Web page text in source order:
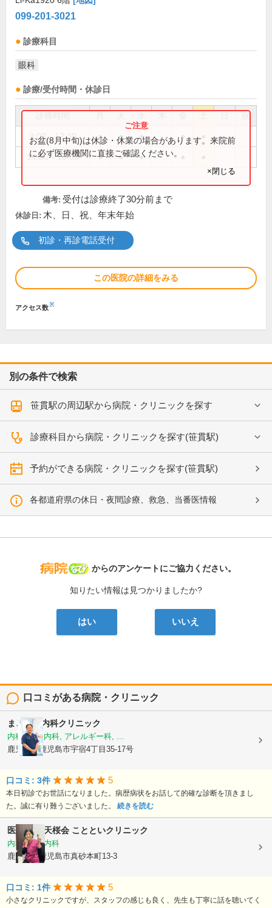
099-201-3021
診療科目
眼科
診療/受付時間・休診日
祝
9:00～12:30 ● ● ● ●
14:00～18:00 ● ● ●
お盆(8月中旬)は休診・休業の場合があります。来院前
に必ず医療機関に直接ご確認ください。
×閉じる
備考: 受付は診療終了30分前まで
休診日: 木、日、祝、年末年始
初診・再診電話受付
この医院の詳細をみる
アクセス数※
別の条件で検索
笹貫駅の周辺駅から病院・クリニックを探す
診療科目から病院・クリニックを探す(笹貫駅)
予約ができる病院・クリニックを探す(笹貫駅)
各都道府県の休日・夜間診療、救急、当番医情報
病院なび
からのアンケートにご協力ください。
知りたい情報は見つかりましたか?
はい いいえ
口コミがある病院・クリニック
まごころ内科クリニック
内科, 神経内科, アレルギー科, ...
鹿児島県鹿児島市宇宿4丁目35-17号
口コミ: 3件 5
本日初診でお世話になりました。病歴病状をお話して的確な診断を頂きまし
た。誠に有り難うございました。 続きを読む
医療法人 天桜会 ことといクリニック
内科, 血液内科
鹿児島県鹿児島市真砂本町13-3
口コミ: 1件 5
小さなクリニックですが、スタッフの感じも良く、先生も丁寧に話を聴いてく